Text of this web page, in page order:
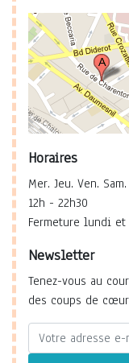
Horaires
Mer. Jeu. Ven.
12h - 22h30
Fermeture lundi et
Newsletter
Tenez-vous au
des coups de